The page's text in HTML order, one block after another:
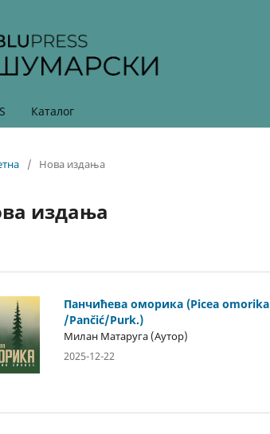
Каталог
/ Нова издања
издања
Панчићева оморика (Picea omorika
/Pančić/Purk.)
Милан Матаруга (Аутор)
2025-12-22